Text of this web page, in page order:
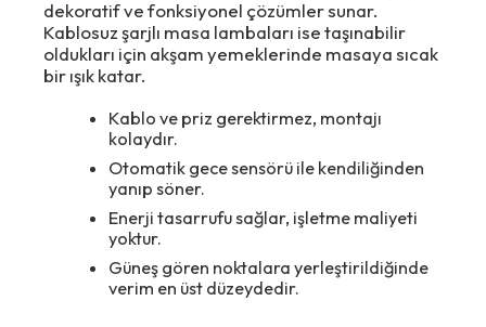
dekoratif ve fonksiyonel çözümler sunar.
Kablosuz şarjlı masa lambaları ise taşınabilir
oldukları için akşam yemeklerinde masaya sıcak
bir ışık katar.
Kablo ve priz gerektirmez, montajı
kolaydır.
Otomatik gece sensörü ile kendiliğinden
yanıp söner.
Enerji tasarrufu sağlar, işletme maliyeti
yoktur.
Güneş gören noktalara yerleştirildiğinde
verim en üst düzeydedir.